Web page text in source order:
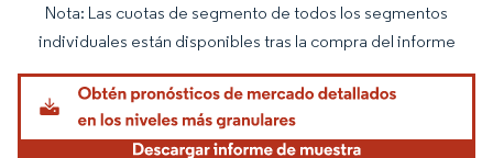
Imagen © Mordor Intelligence. El uso requiere atribución según CC BY 4.0.
Nota: Las cuotas de segmento de todos los segmentos
individuales están disponibles tras la compra del informe